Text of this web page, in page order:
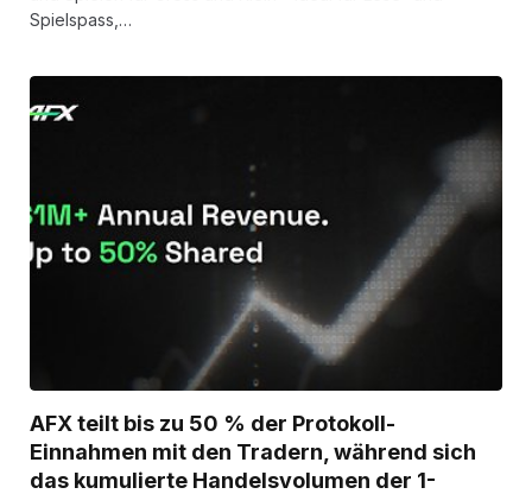
Spielspass,…
AFX teilt bis zu 50 % der Protokoll-
Einnahmen mit den Tradern, während sich
das kumulierte Handelsvolumen der 1-